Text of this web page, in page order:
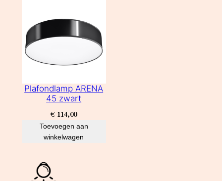
Plafondlamp ARENA
45 zwart
€ 114,00
Toevoegen aan
winkelwagen